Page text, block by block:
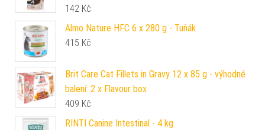
142 Kč
Almo Nature HFC 6 x 280 g - Tuňák
415 Kč
Brit Care Cat Fillets in Gravy 12 x 85 g - výhodné
balení: 2 x Flavour box
409 Kč
RINTI Canine Intestinal - 4 kg